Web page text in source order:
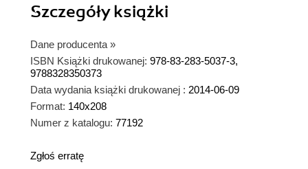
Szczegółyksiążki
Dane producenta »
ISBN Książki drukowanej: 978-83-283-5037-3,
9788328350373
Data wydania książki drukowanej : 2014-06-09
Format: 140x208
Numer z katalogu: 77192
Zgłoś erratę